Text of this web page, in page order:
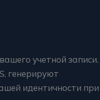
учетной записи.
генерируют
идентичности при